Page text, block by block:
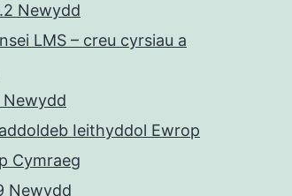
Newydd
LMS – creu cyrsiau a
Newydd
Ieithyddol Ewrop
Cymraeg
Newydd